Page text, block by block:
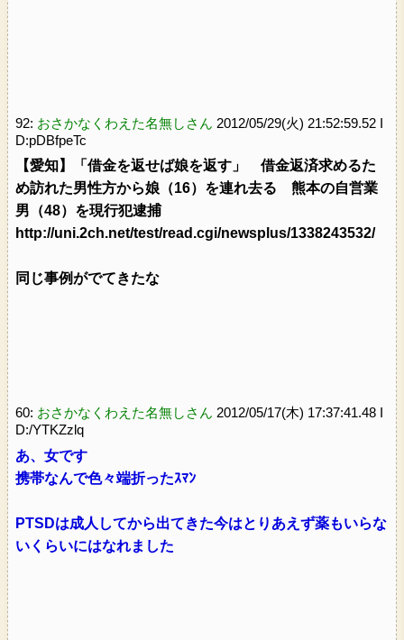
92: おさかなくわえた名無しさん 2012/05/29(火) 21:52:59.52 I
D:pDBfpeTc
【愛知】「借金を返せば娘を返す」 借金返済求めるた
め訪れた男性方から娘（16）を連れ去る 熊本の自営業
男（48）を現行犯逮捕
http://uni.2ch.net/test/read.cgi/newsplus/1338243532/
同じ事例がでてきたな
60: おさかなくわえた名無しさん 2012/05/17(木) 17:37:41.48 I
D:/YTKZzlq
あ、女です
携帯なんで色々端折ったｽﾏﾝ
PTSDは成人してから出てきた今はとりあえず薬もいらな
いくらいにはなれました